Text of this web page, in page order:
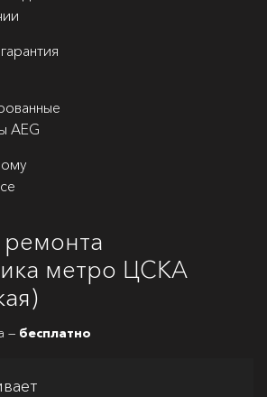
AEG
метро ЦСКА
— бесплатно